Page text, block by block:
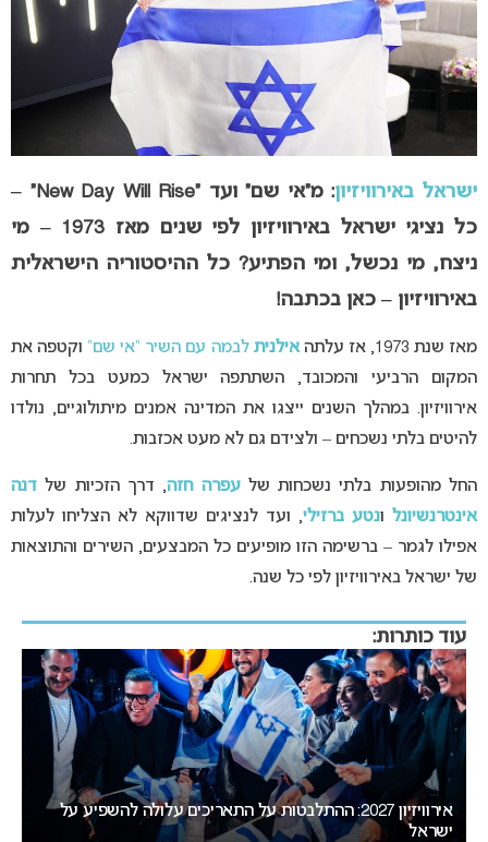
ישראל באירוויזיון
: מ”אי שם” ועד “New Day Will Rise” –
כל נציגי ישראל באירוויזיון לפי שנים מאז 1973 – מי
ניצח, מי נכשל, ומי הפתיע? כל ההיסטוריה הישראלית
באירוויזיון – כאן בכתבה!
מאז שנת 1973, אז עלתה אילנית לבמה עם השיר “אי שם”וקטפה את
המקום הרביעי והמכובד, השתתפה ישראל כמעט בכל תחרות
אירוויזיון. במהלך השנים ייצגו את המדינה אמנים מיתולוגיים, נולדו
להיטים בלתי נשכחים – ולצידם גם לא מעט אכזבות.
החל מהופעות בלתי נשכחות שלעפרה חזה, דרך הזכיות של דנה
אינטרנשיונל ונטע ברזילי, ועד לנציגים שדווקא לא הצליחו לעלות
אפילו לגמר – ברשימה הזו מופיעים כל המבצעים, השירים והתוצאות
של ישראל באירוויזיון לפי כל שנה.
עוד כותרות:
דרמה בבולגריה: בורגס סוגרת פער מסופיה במירוץ לאירוח
אירוויזיון 2027